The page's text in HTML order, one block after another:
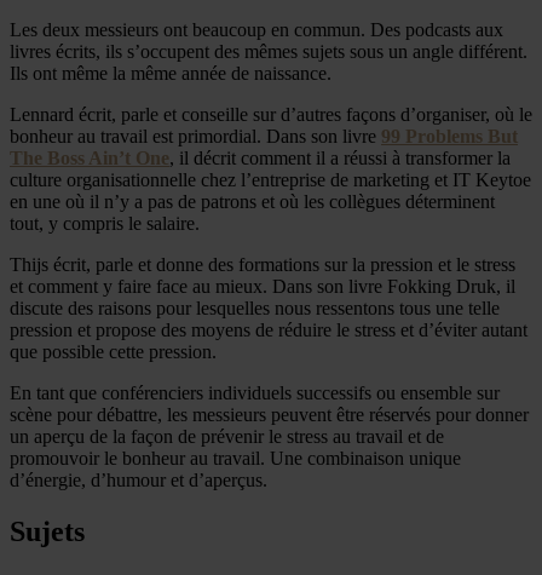
Les deux messieurs ont beaucoup en commun. Des podcasts aux
livres écrits, ils s’occupent des mêmes sujets sous un angle différent.
Ils ont même la même année de naissance.
Lennard écrit, parle et conseille sur d’autres façons d’organiser, où le
bonheur au travail est primordial. Dans son livre 99 Problems But
The Boss Ain’t One, il décrit comment il a réussi à transformer la
culture organisationnelle chez l’entreprise de marketing et IT Keytoe
en une où il n’y a pas de patrons et où les collègues déterminent
tout, y compris le salaire.
Thijs écrit, parle et donne des formations sur la pression et le stress
et comment y faire face au mieux. Dans son livre Fokking Druk, il
discute des raisons pour lesquelles nous ressentons tous une telle
pression et propose des moyens de réduire le stress et d’éviter autant
que possible cette pression.
En tant que conférenciers individuels successifs ou ensemble sur
scène pour débattre, les messieurs peuvent être réservés pour donner
un aperçu de la façon de prévenir le stress au travail et de
promouvoir le bonheur au travail. Une combinaison unique
d’énergie, d’humour et d’aperçus.
Sujets